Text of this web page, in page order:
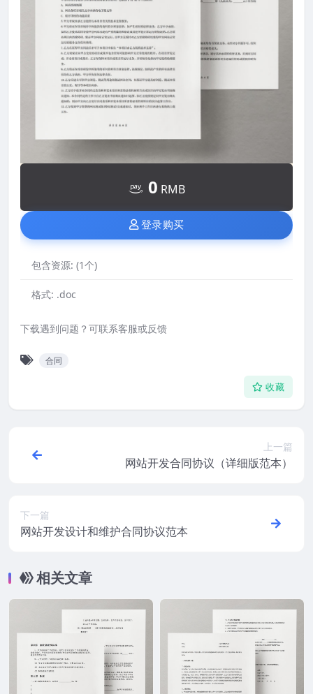
0 RMB
登录购买
包含资源: (1个)
格式: .doc
下载遇到问题？可联系客服或反馈
合同
收藏
上一篇
网站开发合同协议（详细版范本）
下一篇
网站开发设计和维护合同协议范本
相关文章